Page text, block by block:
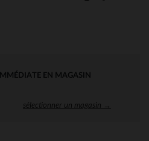
EN MAGASIN
sélectionner un magasin →